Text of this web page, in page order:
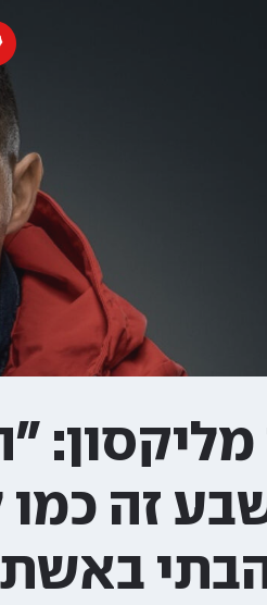
זה